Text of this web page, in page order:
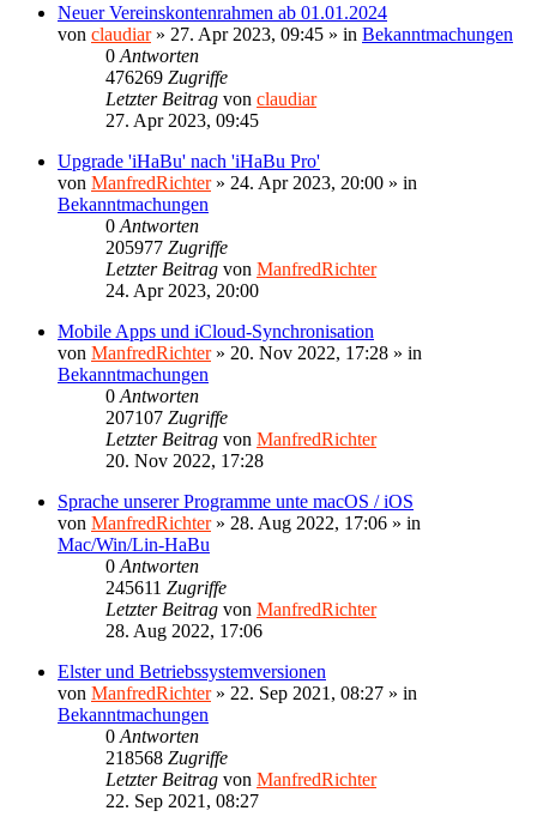
Neuer Vereinskontenrahmen ab 01.01.2024
von claudiar» 27. Apr 2023, 09:45 » in Bekanntmachungen
0 Antworten
476269 Zugriffe
Letzter Beitrag von claudiar
27. Apr 2023, 09:45
Upgrade 'iHaBu' nach 'iHaBu Pro'
von ManfredRichter» 24. Apr 2023, 20:00 » in
Bekanntmachungen
0 Antworten
205977 Zugriffe
Letzter Beitrag von ManfredRichter
24. Apr 2023, 20:00
Mobile Apps und iCloud-Synchronisation
von ManfredRichter» 20. Nov 2022, 17:28 » in
Bekanntmachungen
0 Antworten
207107 Zugriffe
Letzter Beitrag von ManfredRichter
20. Nov 2022, 17:28
Sprache unserer Programme unte macOS / iOS
von ManfredRichter» 28. Aug 2022, 17:06 » in
Mac/Win/Lin-HaBu
0 Antworten
245611 Zugriffe
Letzter Beitrag von ManfredRichter
28. Aug 2022, 17:06
Elster und Betriebssystemversionen
von ManfredRichter» 22. Sep 2021, 08:27 » in
Bekanntmachungen
0 Antworten
218568 Zugriffe
Letzter Beitrag von ManfredRichter
22. Sep 2021, 08:27